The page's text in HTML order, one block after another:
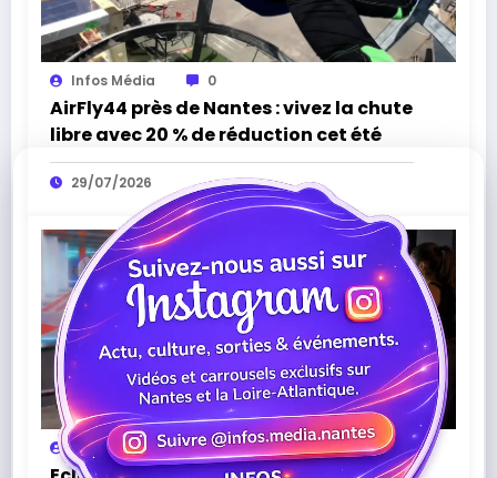
Infos Média 0
AirFly44 près de Nantes : vivez la chute
libre avec 20 % de réduction cet été
29/07/2026
Infos Média 0